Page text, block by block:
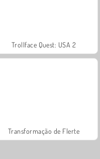
Trollface Quest: USA 2
Transformação de Flerte